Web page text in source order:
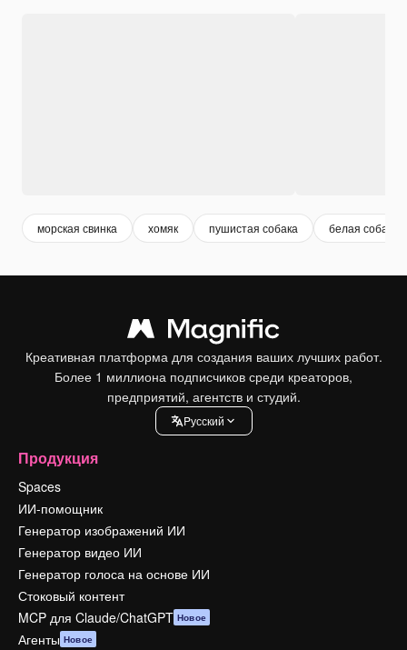
морская свинка хомяк пушистая собака белая собака
Креативная платформа для создания ваших лучших работ.
Более 1 миллиона подписчиков среди креаторов,
предприятий, агентств и студий.
Pусский
Продукция
Spaces
ИИ-помощник
Генератор изображений ИИ
Генератор видео ИИ
Генератор голоса на основе ИИ
Стоковый контент
MCP для Claude/ChatGPT Новое
Агенты Новое